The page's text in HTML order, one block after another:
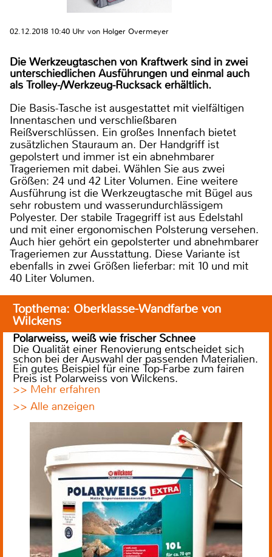
02.12.2018 10:40 Uhr von Holger Overmeyer
Die Werkzeugtaschen von Kraftwerk sind in zwei
unterschiedlichen Ausführungen und einmal auch
als Trolley-/Werkzeug-Rucksack erhältlich.
Die Basis-Tasche ist ausgestattet mit vielfältigen
Innentaschen und verschließbaren
Reißverschlüssen. Ein großes Innenfach bietet
zusätzlichen Stauraum an. Der Handgriff ist
gepolstert und immer ist ein abnehmbarer
Trageriemen mit dabei. Wählen Sie aus zwei
Größen: 24 und 42 Liter Volumen. Eine weitere
Ausführung ist die Werkzeugtasche mit Bügel aus
sehr robustem und wasserundurchlässigem
Polyester. Der stabile Tragegriff ist aus Edelstahl
und mit einer ergonomischen Polsterung versehen.
Auch hier gehört ein gepolsterter und abnehmbarer
Trageriemen zur Ausstattung. Diese Variante ist
ebenfalls in zwei Größen lieferbar: mit 10 und mit
40 Liter Volumen.
Topthema: Oberklasse-Wandfarbe von
Wilckens
Polarweiss, weiß wie frischer Schnee
Die Qualität einer Renovierung entscheidet sich
schon bei der Auswahl der passenden Materialien.
Ein gutes Beispiel für eine Top-Farbe zum fairen
Preis ist Polarweiss von Wilckens.
>> Mehr erfahren
>> Alle anzeigen